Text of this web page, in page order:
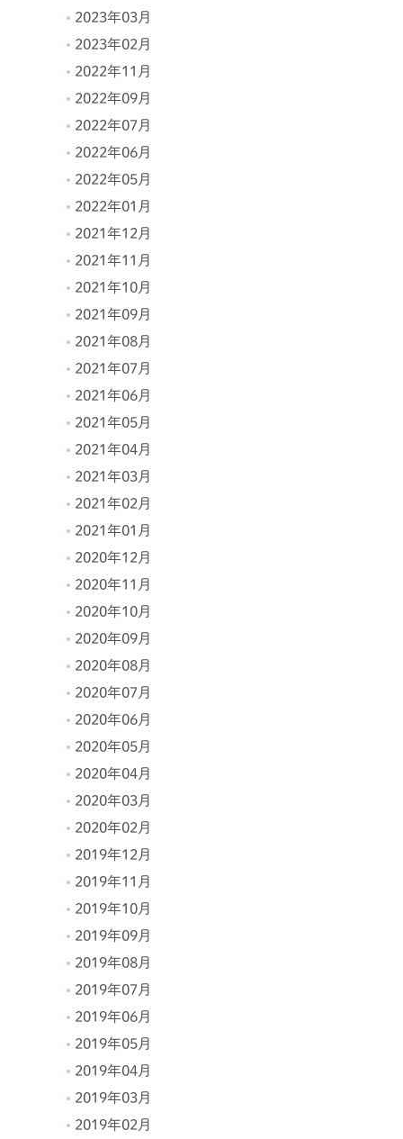
2023年03月
2023年02月
2022年11月
2022年09月
2022年07月
2022年06月
2022年05月
2022年01月
2021年12月
2021年11月
2021年10月
2021年09月
2021年08月
2021年07月
2021年06月
2021年05月
2021年04月
2021年03月
2021年02月
2021年01月
2020年12月
2020年11月
2020年10月
2020年09月
2020年08月
2020年07月
2020年06月
2020年05月
2020年04月
2020年03月
2020年02月
2019年12月
2019年11月
2019年10月
2019年09月
2019年08月
2019年07月
2019年06月
2019年05月
2019年04月
2019年03月
2019年02月